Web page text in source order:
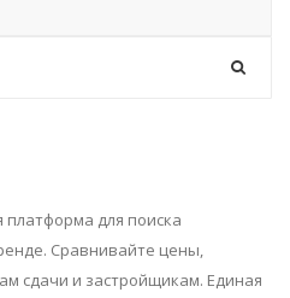
для поиска
Сравнивайте цены,
сдачи и застройщикам. Единая